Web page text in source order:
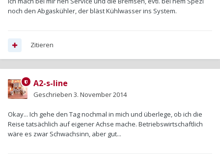
noch den Abgaskühler, der bläst Kühlwasser ins System.
Zitieren
A2-s-line
Geschrieben 3. November 2014
Okay... Ich gehe den Tag nochmal in mich und überlege, ob ich die
Reise tatsächlich auf eigener Achse mache. Betriebswirtschaftlich
wäre es zwar Schwachsinn, aber gut...